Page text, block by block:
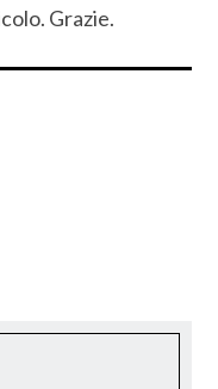
Grazie.